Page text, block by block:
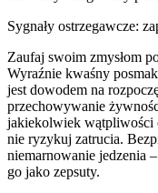
Sygnały ostrzegawcze:
Zaufaj swoim zmysłom
Wyraźnie kwaśny
jest dowodem na
przechowywanie
jakiekolwiek wątpliwości
nie ryzykuj zatrucia.
niemarnowanie jedzenia
go jako zepsuty.